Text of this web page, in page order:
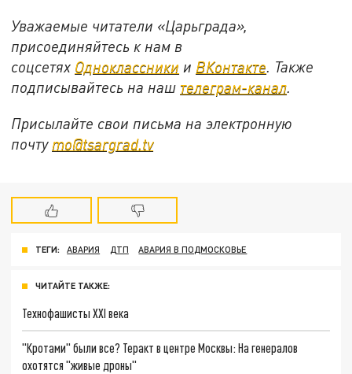
Уважаемые читатели «Царьграда»,
присоединяйтесь к нам в
соцсетях Одноклассники и ВКонтакте. Также
подписывайтесь на наш телеграм-канал.
Присылайте свои письма на электронную
почту mo@tsargrad.tv
ТЕГИ: АВАРИЯ ДТП АВАРИЯ В ПОДМОСКОВЬЕ
ЧИТАЙТЕ ТАКЖЕ:
Технофашисты XXI века
"Кротами" были все? Теракт в центре Москвы: На генералов
охотятся "живые дроны"